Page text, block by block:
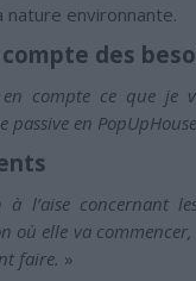
nature environnante.
des
compte ce que je
en
l’aise concernant
où elle va commencer,
faire. »